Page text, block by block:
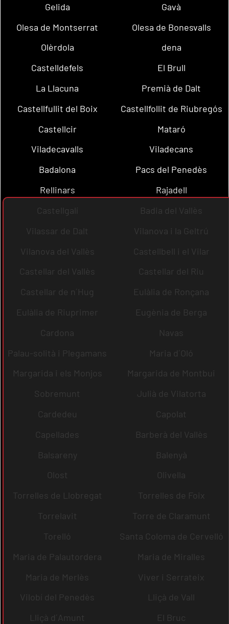
Gelida
Gavà
Olesa de Montserrat
Olesa de Bonesvalls
Olèrdola
dena
Castelldefels
El Brull
La Llacuna
Premià de Dalt
Castellfullit del Boix
Castellfollit de Riubregós
Castellcir
Mataró
Viladecavalls
Viladecans
Badalona
Pacs del Penedès
Rellinars
Rajadell
Castellgalí
Badia del Vallès
Vilassar de Dalt
Vilanova i la Geltrú
Vilanova del Vallès
Castellbell i el Vilar
Castellar del Vallès
Castellar del Riu
Castellar de n´Hug
Eulàlia de Ronçana
Eulàlia de Riuprimer
Eugènia de Berga
Cardona
Navas
Palau-solità i Plegamans
Maria d´Oló
Margarida i els Monjos
Margarida de Montbui
Sobremunt
Julià de Vilatorta
Cardedeu
Capolat
Capellades
Barberà del Vallès
Balsareny
Balenyà
Olost
Olivella
Torrelles de Llobregat
Torrelles de Foix
Torrelavit
Torre de Claramunt
Torelló
Santa Coloma de Cervelló
Maria de Palautordera
Maria de Miralles
Maria de Merlès
Viver i Serrateix
Vilobí del Penedès
Lliçà de Vall
Lliçà d´Amunt
El Bruc